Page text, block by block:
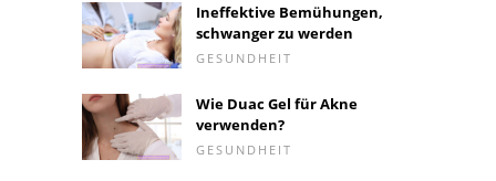
Ineffektive Bemühungen,
schwanger zu werden
GESUNDHEIT
Wie Duac Gel für Akne
verwenden?
GESUNDHEIT